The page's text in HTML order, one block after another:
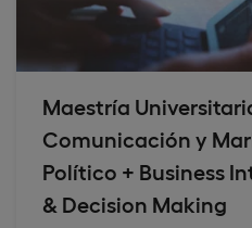
Maestría
Comunicación y
Político + Business
& Decision Making